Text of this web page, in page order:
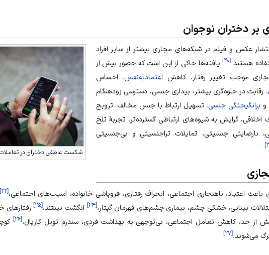
بر دختران نوجوان
شکست عاطفی دختران در
عکس و فیلم در شبکه‌های مجازی بیشتر از سایر افراد
هستند. [۲۰]یافته‌ها حاکی از این است که حضور بیش از
موجب تغییر رفتار، کاهش اعتمادبه‌نفس، احساس
، رقابت در جلوه‌گری بیشتر، بیداری جنسی، دسترسی زودهنگام
و برانگیختگی جنسی، تسهیل ارتباط با جنس مخالف، ترویج
اخلاقی، گرایش به شیوه‌های ارتباطی گسترده‌تر، تجربهٔ تلخ
جنسیتی، تمایلات تراجنسیتی و بی‌جنسیتی
]
اعتیاد، ناهنجاری اجتماعی، انحراف رفتاری، فروپاشی خانواده، آسیب‌های اجتماعی،[۲۲]
بینایی،خشکی چشم، بیماری چشم‌های قهرمان گپتار،[۲۴] انگشت نینتند،[۲۵]رفتارهای
از حد، کاهش تعامل اجتماعی، بی‌توجهی به بهداشت فردی، سندرم تونل کارپال،[۲۶]
می‌شوند. [۲۷]